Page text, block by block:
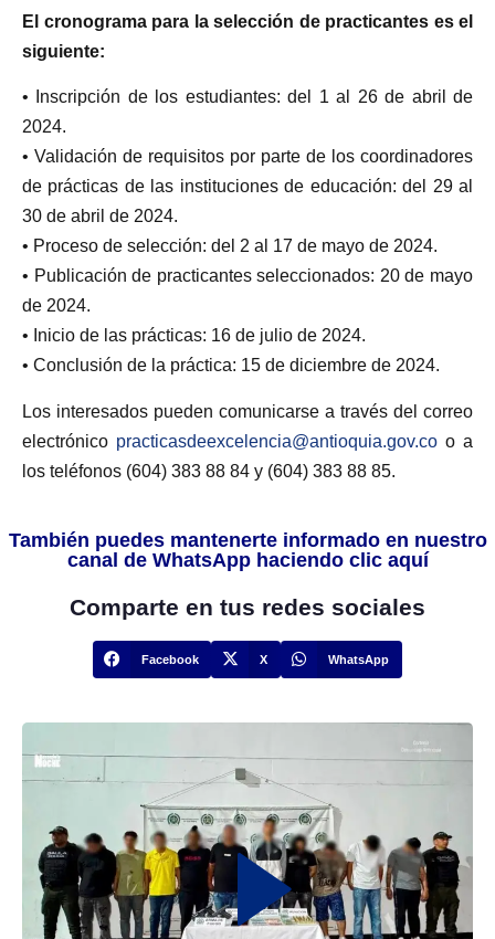
El cronograma para la selección de practicantes es el
siguiente:
• Inscripción de los estudiantes: del 1 al 26 de abril de
2024.
• Validación de requisitos por parte de los coordinadores
de prácticas de las instituciones de educación: del 29 al
30 de abril de 2024.
• Proceso de selección: del 2 al 17 de mayo de 2024.
• Publicación de practicantes seleccionados: 20 de mayo
de 2024.
• Inicio de las prácticas: 16 de julio de 2024.
• Conclusión de la práctica: 15 de diciembre de 2024.
Los interesados pueden comunicarse a través del correo
electrónico practicasdeexcelencia@antioquia.gov.co o a
los teléfonos (604) 383 88 84 y (604) 383 88 85.
También puedes mantenerte informado en nuestro
canal de WhatsApp haciendo clic aquí
Comparte en tus redes sociales
Facebook X WhatsApp